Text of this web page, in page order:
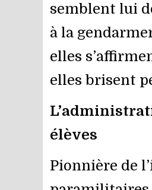
semblent lui
à la
elles
elles brisent
élèves
Pionnière de